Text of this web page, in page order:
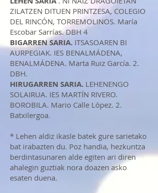
ZILATZEN DITUEN PRINTZESA, COLEGIO
DEL RINCÓN, TORREMOLINOS. María
Escobar Sarrías. DBH 4
BIGARREN SARIA. ITSASOAREN BI
AURPEGIAK. IES BENALMÁDENA,
BENALMÁDENA. Marta Ruiz García. 2.
DBH.
HIRUGARREN SARIA. LEHENENGO
SOLAIRUA. IES MARTÍN RIVERO.
BOROBILA. Mario Calle López. 2.
Batxilergoa.
* Lehen aldiz ikasle batek gure sarietako
bat irabazten du. Poz handia, hezkuntza
berdintasunaren alde egiten ari diren
ahalegin guztiak nora doazen asko
esaten duena.